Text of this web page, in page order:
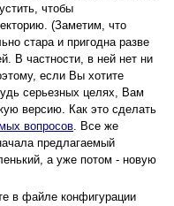
чтобы
(Заметим, что
стара и пригодна разве
В частности, в ней нет ни
если Вы хотите
серьезных целях, Вам
версию. Как это сделать
вопросов. Все же
предлагаемый
а уже потом - новую
в файле конфигурации